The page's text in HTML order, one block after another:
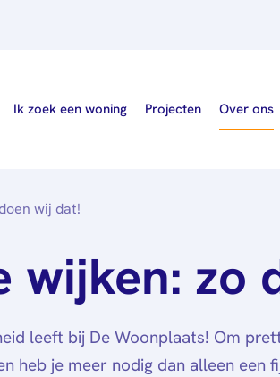
Ik zoek een woning Projecten Over ons
wij dat!
wijken: zo
leeft bij De Woonplaats! Om
heb je meer nodig dan alleen een